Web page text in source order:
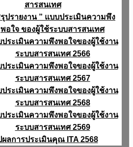
สารสนเทศ
รุปรายงาน ” แบบประเมินความพึง
พอใจ ของผู้ใช้ระบบสารสนเทศ
ประเมินความพึงพอใจของผู้ใช้งาน
ระบบสารสนเทศ 2566
ประเมินความพึงพอใจของผู้ใช้งาน
ระบบสารสนเทศ 2567
ประเมินความพึงพอใจของผู้ใช้งาน
ระบบสารสนเทศ 2568
ประเมินความพึงพอใจของผู้ใช้งาน
ระบบสารสนเทศ 2569
ผลการประเมินคุณ ITA 2568